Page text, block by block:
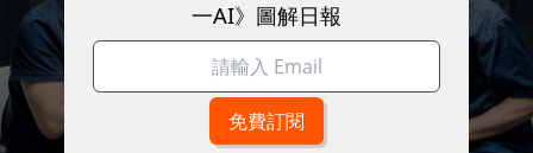
一AI》圖解日報